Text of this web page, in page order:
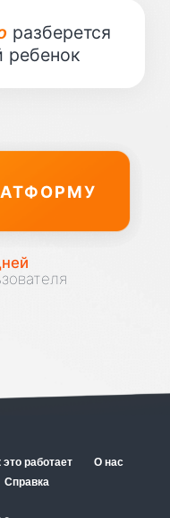
это работает
О нас
Справка